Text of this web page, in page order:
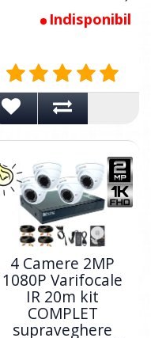
Indisponibil
4 Camere 2MP
1080P Varifocale
IR 20m kit
COMPLET
supraveghere